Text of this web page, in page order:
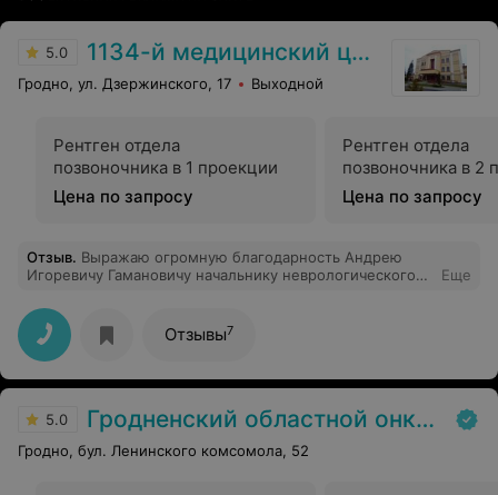
5.0 1134-й медицинский центр ВС РБ
Гродно, ул. Дзержинского, 17 Выходной
Рентген отдела
позвоночника в 1 проекции
Цена по запросу
Рентген отдела
позвоночника в 2
Цена по запросу
Отзыв. Выражаю огромную благодарность Андрею
Игоревичу Гамановичу начальнику неврологического
моему лечащему врачу за профессионализм,
сердечную теплоту, за бескорыстный и благородный
труд! Спасибо за чуткое и внимательное отношение, за
то, что ежедневно из года в год Вы помогаете людям!
Андрей Игоревич не только лечит, но и дает
запускать болезнь, а продолжать вести активную
жизнь. От всей души хочу пожелать здоровья,
благополучия во всех сферах жизни, мирного неба над
Еще
Отзывы7
5.0 Гродненский областной онкологический диспансер
Гродно, бул. Ленинского комсомола, 52